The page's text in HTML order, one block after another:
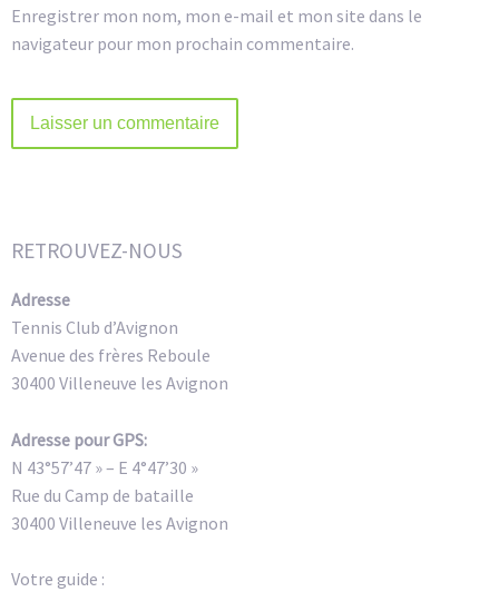
Enregistrer mon nom, mon e-mail et mon site dans le
navigateur pour mon prochain commentaire.
RETROUVEZ-NOUS
Adresse
Tennis Club d’Avignon
Avenue des frères Reboule
30400 Villeneuve les Avignon
Adresse pour GPS:
N 43°57’47 » – E 4°47’30 »
Rue du Camp de bataille
30400 Villeneuve les Avignon
Votre guide :